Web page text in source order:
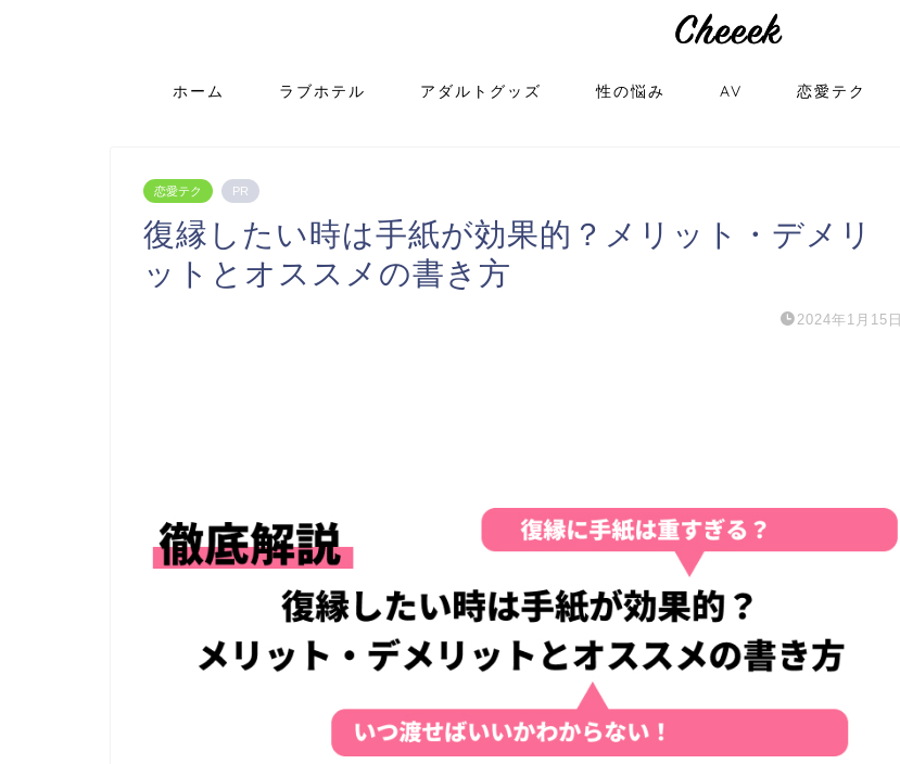
ホーム ラブホテル アダルトグッズ 性の悩み AV 恋愛テク
恋愛テク PR
復縁したい時は手紙が効果的？メリット・デメリ
ットとオススメの書き方
2024年1月15日